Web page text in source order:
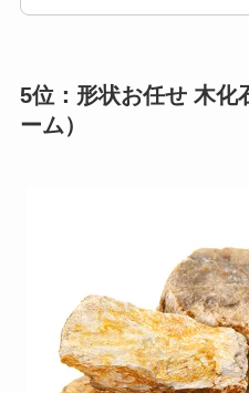
5位：形状お任せ 木化
ーム）